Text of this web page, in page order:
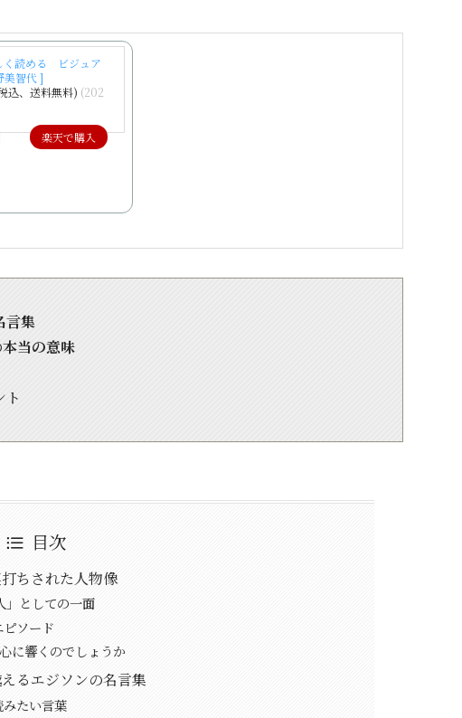
く読める ビジュア
智代 ]
込、送料無料) (202
楽天で購入
言集
本当の意味
ト
目次
ちされた人物像
」としての一面
ピソード
に響くのでしょうか
るエジソンの名言集
たい言葉